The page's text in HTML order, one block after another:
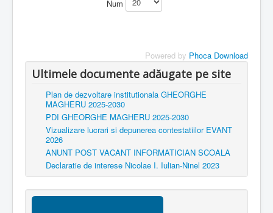
Management educational
Plan de dezvoltare
Num
Powered by Phoca Download
Ultimele documente adăugate pe site
Plan de dezvoltare institutionala GHEORGHE
MAGHERU 2025-2030
PDI GHEORGHE MAGHERU 2025-2030
Vizualizare lucrari si depunerea contestatiilor EVANT
2026
ANUNT POST VACANT INFORMATICIAN SCOALA
Declaratie de interese Nicolae I. Iulian-Ninel 2023